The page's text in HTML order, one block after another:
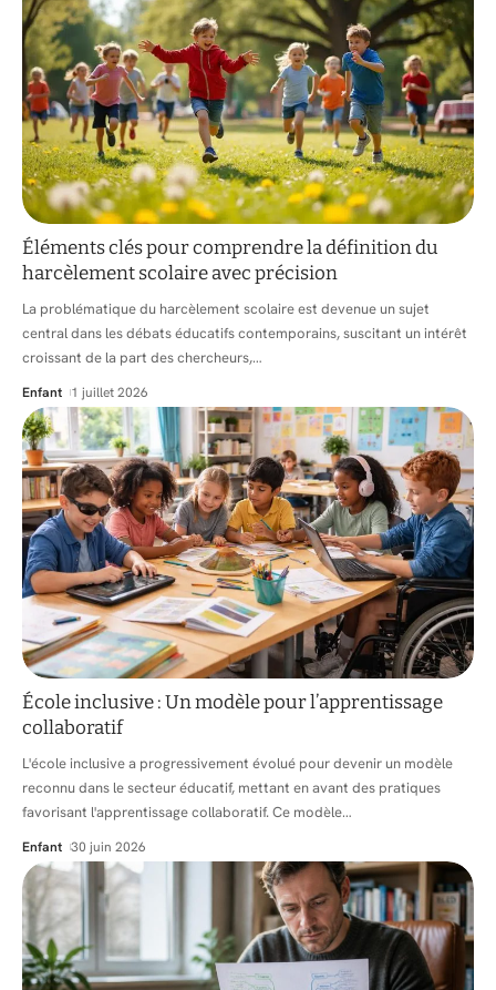
Éléments clés pour comprendre la définition du
harcèlement scolaire avec précision
La problématique du harcèlement scolaire est devenue un sujet
central dans les débats éducatifs contemporains, suscitant un intérêt
croissant de la part des chercheurs,…
Enfant 1 juillet 2026
École inclusive : Un modèle pour l’apprentissage
collaboratif
L'école inclusive a progressivement évolué pour devenir un modèle
reconnu dans le secteur éducatif, mettant en avant des pratiques
favorisant l'apprentissage collaboratif. Ce modèle…
Enfant 30 juin 2026